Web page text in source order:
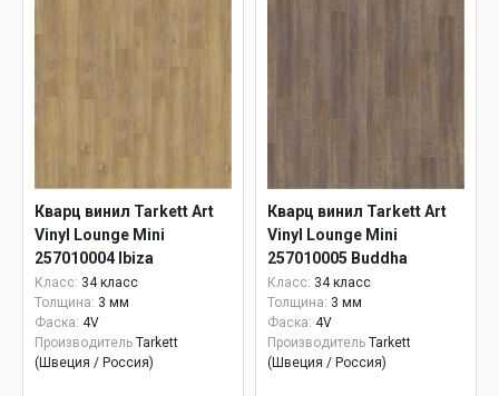
Кварц винил Tarkett Art
Vinyl Lounge Mini
257010004 Ibiza
Класс: 34 класс
Толщина: 3 мм
Фаска: 4V
Производитель Tarkett
(Швеция / Россия)
Кварц винил Tarkett Art
Vinyl Lounge Mini
257010005 Buddha
Класс: 34 класс
Толщина: 3 мм
Фаска: 4V
Производитель Tarkett
(Швеция / Россия)